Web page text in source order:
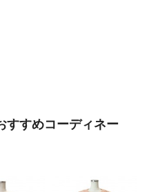
すすめコーディネー